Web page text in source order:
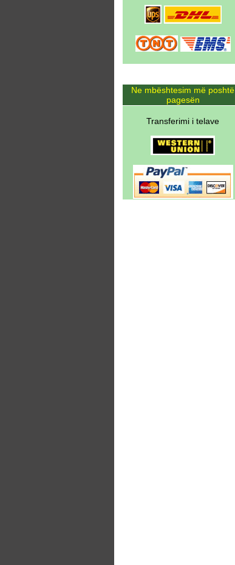
Ne mbështesim më poshtë
pagesën
Transferimi i telave